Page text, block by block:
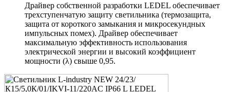
Драйвер собственной разработки LEDEL обеспечивает
трехступенчатую защиту светильника (термозащита,
защита от короткого замыкания и микросекундных
импульсных помех). Драйвер обеспечивает
максимальную эффективность использования
электрической энергии и высокий коэффициент
мощности (λ) свыше 0,95.